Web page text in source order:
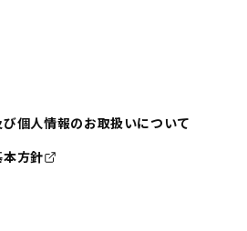
個人情報のお取扱いについて
方針